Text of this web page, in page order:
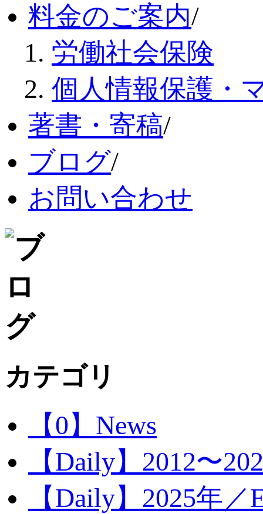
料金のご案内/
労働社会保険
個人情報保護・
著書・寄稿/
ブログ/
お問い合わせ
カテゴリ
【0】News
【Daily】2012〜
【Daily】2025年／